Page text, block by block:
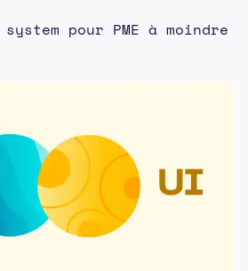
pour PME à moindre